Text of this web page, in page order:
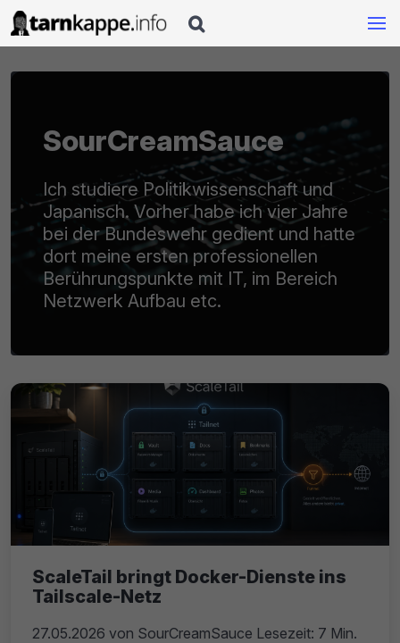

SourCreamSauce
Ich studiere Politikwissenschaft und
Japanisch. Vorher habe ich vier Jahre
bei der Bundeswehr gedient und hatte
dort meine ersten professionellen
Berührungspunkte mit IT, im Bereich
Netzwerk Aufbau etc.
ScaleTail bringt Docker-Dienste ins
Tailscale-Netz
27.05.2026 von SourCreamSauce Lesezeit: 7 Min.